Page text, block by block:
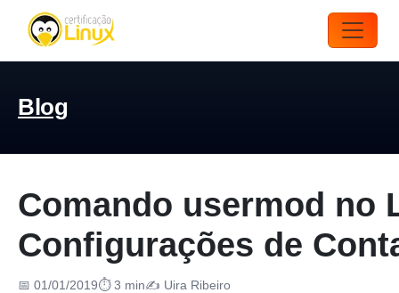
Blog
Comando usermod no
Configurações de
📅 01/01/2019⏱ 3 min✍️ Uira Ribeiro